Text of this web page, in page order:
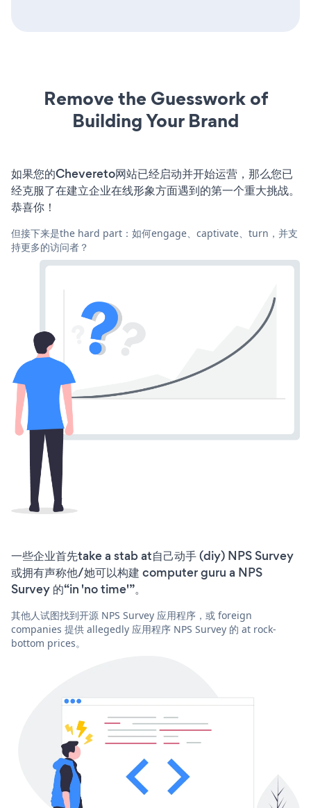
Remove the Guesswork of
Building Your Brand
如果您的Chevereto网站已经启动并开始运营，那么您已
经克服了在建立企业在线形象方面遇到的第一个重大挑战。
恭喜你！
但接下来是the hard part：如何engage、captivate、turn，并支
持更多的访问者？
一些企业首先take a stab at自己动手 (diy) NPS Survey
或拥有声称他/她可以构建 computer guru a NPS
Survey 的“in 'no time'”。
其他人试图找到开源 NPS Survey 应用程序，或 foreign
companies 提供 allegedly 应用程序 NPS Survey 的 at rock-
bottom prices。